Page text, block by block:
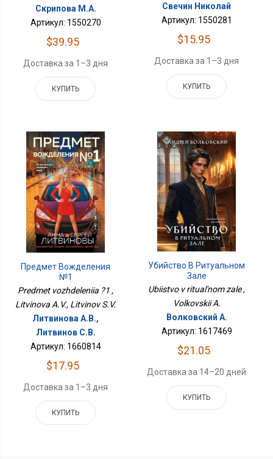
Скрипова М.А.
Артикул: 1550270
$39.95
Доставка за 1–3 дня
КУПИТЬ
Свечин Николай
Артикул: 1550281
$15.95
Доставка за 1–3 дня
КУПИТЬ
Предмет Вожделения
№1
Predmet vozhdeleniia ?1 ,
Litvinova A.V., Litvinov S.V.
Литвинова А.В.,
Литвинов С.В.
Артикул: 1660814
$17.95
Доставка за 1–3 дня
КУПИТЬ
Убийство В Ритуальном
Зале
Ubiistvo v ritual'nom zale ,
Volkovskii A.
Волковский А.
Артикул: 1617469
$21.05
Доставка за 14–20 дней
КУПИТЬ